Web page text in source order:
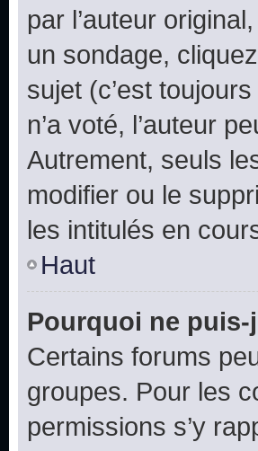
par l’auteur
un sondage,
sujet (c’est
n’a voté, l’auteur
Autrement, seuls
modifier ou le
les intitulés en
Haut
Pourquoi ne
Certains forums
groupes. Pour les
permissions s’y